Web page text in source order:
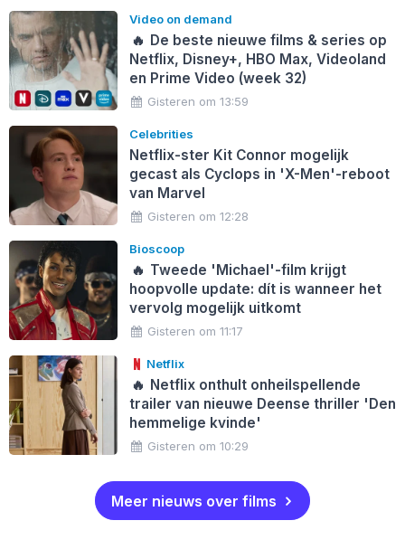
Video on demand
🔥 De beste nieuwe films & series op
Netflix, Disney+, HBO Max, Videoland
en Prime Video (week 32)
Gisteren om 13:59
Celebrities
Netflix-ster Kit Connor mogelijk
gecast als Cyclops in 'X-Men'-reboot
van Marvel
Gisteren om 12:28
Bioscoop
🔥 Tweede 'Michael'-film krijgt
hoopvolle update: dít is wanneer het
vervolg mogelijk uitkomt
Gisteren om 11:17
Netflix
🔥 Netflix onthult onheilspellende
trailer van nieuwe Deense thriller 'Den
hemmelige kvinde'
Gisteren om 10:29
Meer nieuws over films